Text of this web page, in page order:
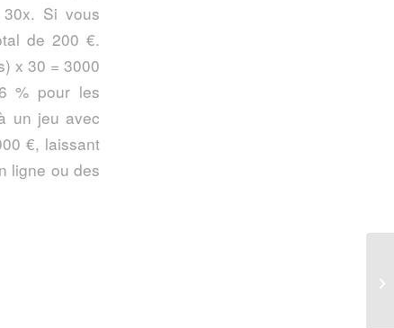
Si vous
de 200 €.
x 30 = 3000
% pour les
un jeu avec
€, laissant
ligne ou des